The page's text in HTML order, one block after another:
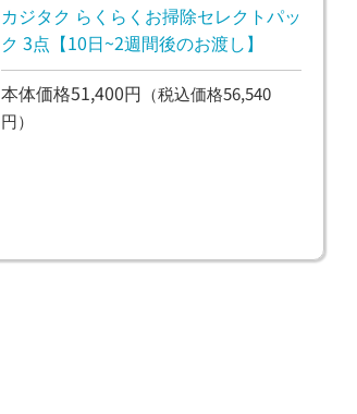
カジタク らくらくお掃除セレクトパッ
ク 3点【10日~2週間後のお渡し】
本体価格51,400円 （税込価格56,540
円）